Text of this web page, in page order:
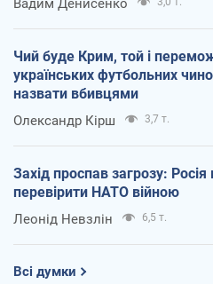
Вадим Денисенко
Чий буде Крим, той і
українських футбольних
назвати вбивцями
Олександр Кірш 3,7 т.
Захід проспав загрозу:
перевірити НАТО війною
Леонід Невзлін 6,5 т.
Всі думки